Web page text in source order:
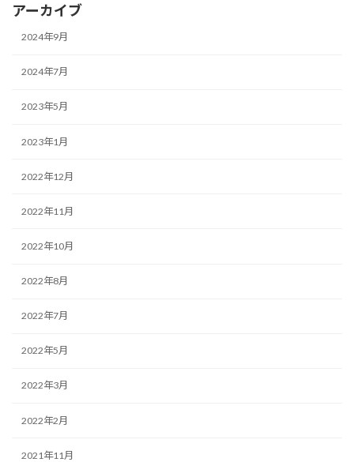
アーカイブ
2024年9月
2024年7月
2023年5月
2023年1月
2022年12月
2022年11月
2022年10月
2022年8月
2022年7月
2022年5月
2022年3月
2022年2月
2021年11月